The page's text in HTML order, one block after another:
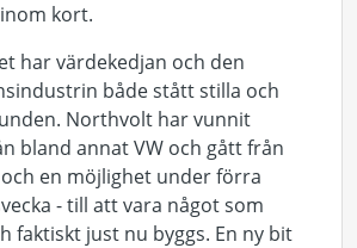
kort.
har värdekedjan och den
både stått stilla och
Northvolt har vunnit
bland annat VW och gått från
en möjlighet under förra
- till att vara något som
faktiskt just nu byggs. En ny bit